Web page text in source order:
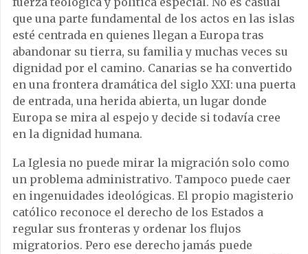
que una parte fundamental de los actos en las islas
esté centrada en quienes llegan a Europa tras
abandonar su tierra, su familia y muchas veces su
dignidad por el camino. Canarias se ha convertido
en una frontera dramática del siglo XXI: una puerta
de entrada, una herida abierta, un lugar donde
Europa se mira al espejo y decide si todavía cree
en la dignidad humana.
La Iglesia no puede mirar la migración solo como
un problema administrativo. Tampoco puede caer
en ingenuidades ideológicas. El propio magisterio
católico reconoce el derecho de los Estados a
regular sus fronteras y ordenar los flujos
migratorios. Pero ese derecho jamás puede